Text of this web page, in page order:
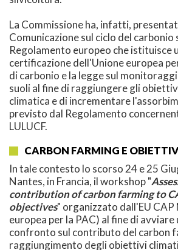
La Commissione ha, infatti,
Comunicazione sul ciclo del carbonio
Regolamento europeo che istituisce
certificazione dell'Unione europea
di carbonio e la legge sul
suoli al fine di raggiungere gli
climatica e di incrementare
previsto dal Regolamento
LULUCF.
CARBON FARMING E
In tale contesto lo scorso 24 e 25
Nantes, in Francia, il workshop "
contribution of carbon farming to
objectives" organizzato dall'EU
europea per la PAC) al fine di
confronto sul contributo del carbon
raggiungimento degli obiettivi